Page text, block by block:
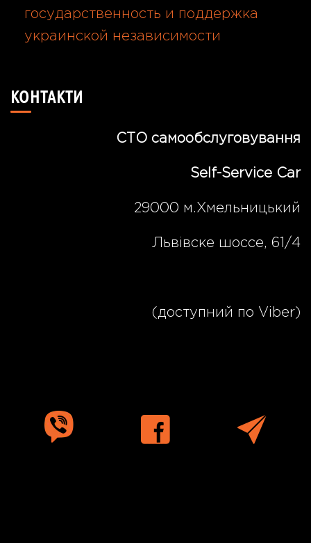
государственность и поддержка
украинской независимости
КОНТАКТИ
СТО самообслуговування
Self-Service Car
29000 м.Хмельницький
Львівске шоссе, 61/4
(доступний по Viber)